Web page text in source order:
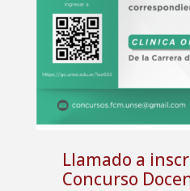
Llamado a
Concurso